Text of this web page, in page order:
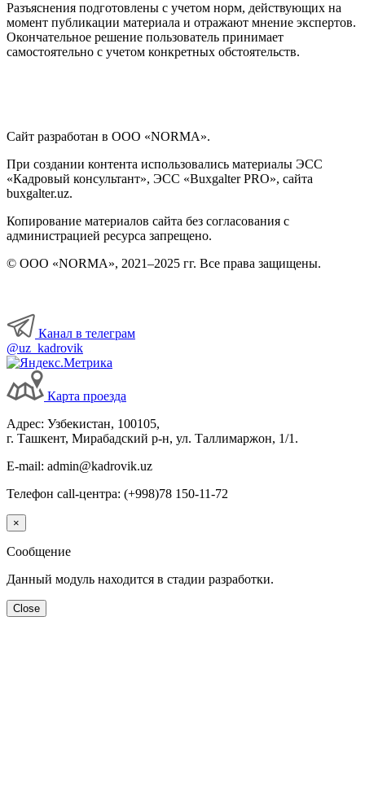
Разъяснения подготовлены с учетом норм, действующих на
момент публикации материала и отражают мнение экспертов.
Окончательное решение пользователь принимает
самостоятельно с учетом конкретных обстоятельств.
Сайт разработан в ООО «NORMA».
При создании контента использовались материалы ЭСС
«Кадровый консультант», ЭСС «Buxgalter PRO», сайта
buxgalter.uz.
Копирование материалов сайта без согласования с
администрацией ресурса запрещено.
© ООО «NORMA», 2021–2025 гг. Все права защищены.
Канал в телеграм
@uz_kadrovik
Карта проезда
Адрес: Узбекистан, 100105,
г. Ташкент, Мирабадский р-н, ул. Таллимаржон, 1/1.
E-mail: admin@kadrovik.uz
Телефон call-центра: (+998)78 150-11-72
×
Сообщение
Данный модуль находится в стадии разработки.
Close